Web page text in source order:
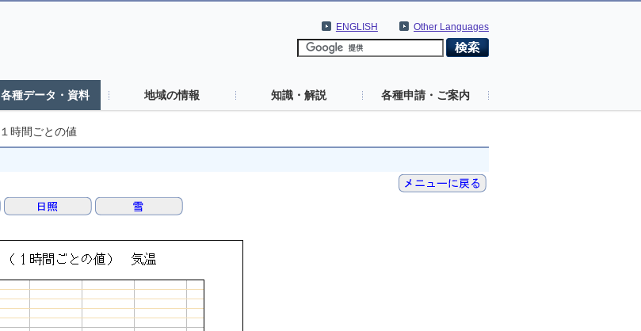
Other Languages
ENGLISH
各種データ・資料 地域の情報 知識・解説 各種申請・ご案内
１時間ごとの値